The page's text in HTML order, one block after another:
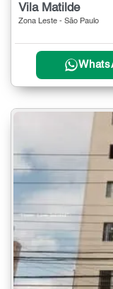
Vila Matilde
Zona Leste - São Paulo